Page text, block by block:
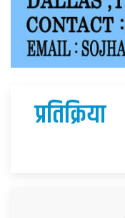
प्रतिक्रिया